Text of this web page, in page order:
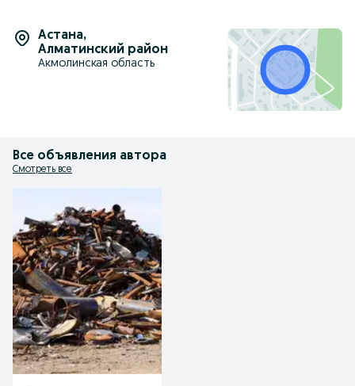
Астана,
Алматинский район
Акмолинская область
Все объявления автора
Смотреть все